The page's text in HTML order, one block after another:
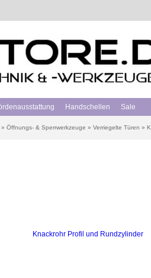
Handschellen Sale
» Öffnungs- & Sperrwerkzeuge » Verriegelte Türen »